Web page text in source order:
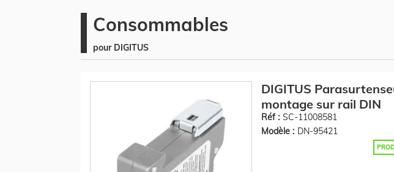
Consommables
pour DIGITUS
DIGITUS
montage sur rail DIN
Réf : SC-11008581
Modèle : DN-95421